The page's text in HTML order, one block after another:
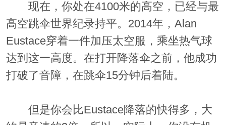
现在，你处在4100米的高空，已经与最
高空跳伞世界纪录持平。2014年，Alan
Eustace穿着一件加压太空服，乘坐热气球
达到这一高度。在打开降落伞之前，他成功
打破了音障，在跳伞15分钟后着陆。
但是你会比Eustace降落的快得多，大